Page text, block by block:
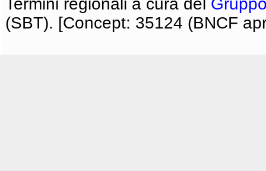
Termini regionali a cura del
(SBT). [Concept: 35124 (BNCF